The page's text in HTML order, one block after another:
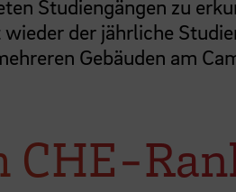
Studiengängen zu
der jährliche
Gebäuden am
CHE-